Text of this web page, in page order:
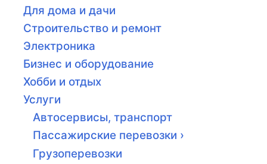
Для дома и дачи
Строительство и ремонт
Электроника
Бизнес и оборудование
Хобби и отдых
Услуги
Автосервисы, транспорт
Пассажирские перевозки ›
Грузоперевозки